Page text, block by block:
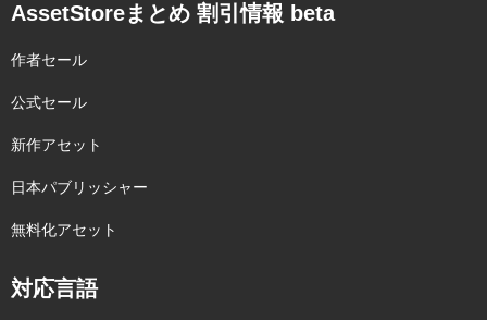
AssetStoreまとめ 割引情報 beta
作者セール
公式セール
新作アセット
日本パブリッシャー
無料化アセット
対応言語